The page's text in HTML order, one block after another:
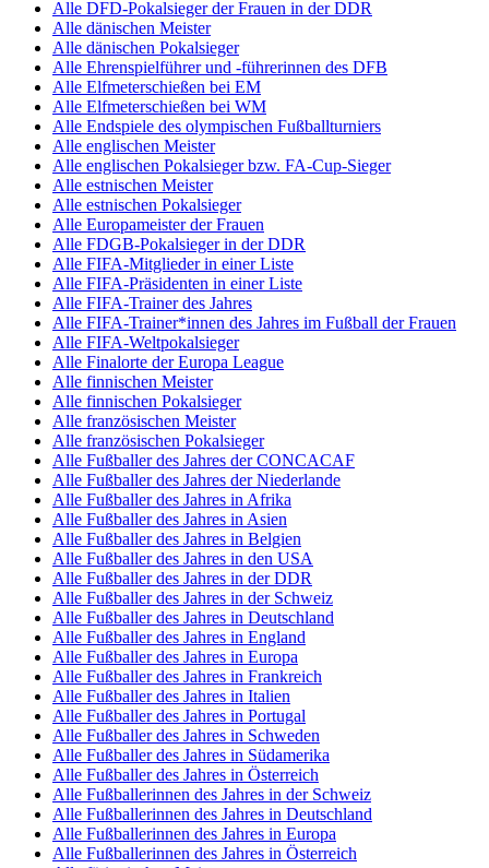
Alle DFD-Pokalsieger der Frauen in der DDR
Alle dänischen Meister
Alle dänischen Pokalsieger
Alle Ehrenspielführer und -führerinnen des DFB
Alle Elfmeterschießen bei EM
Alle Elfmeterschießen bei WM
Alle Endspiele des olympischen Fußballturniers
Alle englischen Meister
Alle englischen Pokalsieger bzw. FA-Cup-Sieger
Alle estnischen Meister
Alle estnischen Pokalsieger
Alle Europameister der Frauen
Alle FDGB-Pokalsieger in der DDR
Alle FIFA-Mitglieder in einer Liste
Alle FIFA-Präsidenten in einer Liste
Alle FIFA-Trainer des Jahres
Alle FIFA-Trainer*innen des Jahres im Fußball der Frauen
Alle FIFA-Weltpokalsieger
Alle Finalorte der Europa League
Alle finnischen Meister
Alle finnischen Pokalsieger
Alle französischen Meister
Alle französischen Pokalsieger
Alle Fußballer des Jahres der CONCACAF
Alle Fußballer des Jahres der Niederlande
Alle Fußballer des Jahres in Afrika
Alle Fußballer des Jahres in Asien
Alle Fußballer des Jahres in Belgien
Alle Fußballer des Jahres in den USA
Alle Fußballer des Jahres in der DDR
Alle Fußballer des Jahres in der Schweiz
Alle Fußballer des Jahres in Deutschland
Alle Fußballer des Jahres in England
Alle Fußballer des Jahres in Europa
Alle Fußballer des Jahres in Frankreich
Alle Fußballer des Jahres in Italien
Alle Fußballer des Jahres in Portugal
Alle Fußballer des Jahres in Schweden
Alle Fußballer des Jahres in Südamerika
Alle Fußballer des Jahres in Österreich
Alle Fußballerinnen des Jahres in der Schweiz
Alle Fußballerinnen des Jahres in Deutschland
Alle Fußballerinnen des Jahres in Europa
Alle Fußballerinnen des Jahres in Österreich